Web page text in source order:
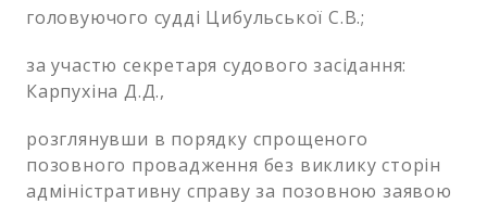
головуючого судді Цибульської С.В.;
за участю секретаря судового засідання:
Карпухіна Д.Д.,
розглянувши в порядку спрощеного
позовного провадження без виклику сторін
адміністративну справу за позовною заявою